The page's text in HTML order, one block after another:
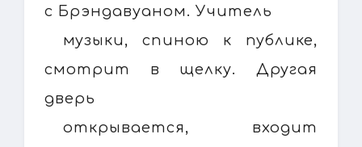
с Брэндавуаном. Учитель
музыки, спиною к публике,
смотрит в щелку. Другая
дверь
открывается, входит